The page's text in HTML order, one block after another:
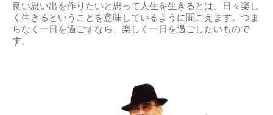
良い思い出を作りたいと思って人生を生きるとは、日々楽し
く生きるということを意味しているように聞こえます。つま
らなく一日を過ごすなら、楽しく一日を過ごしたいもので
す。